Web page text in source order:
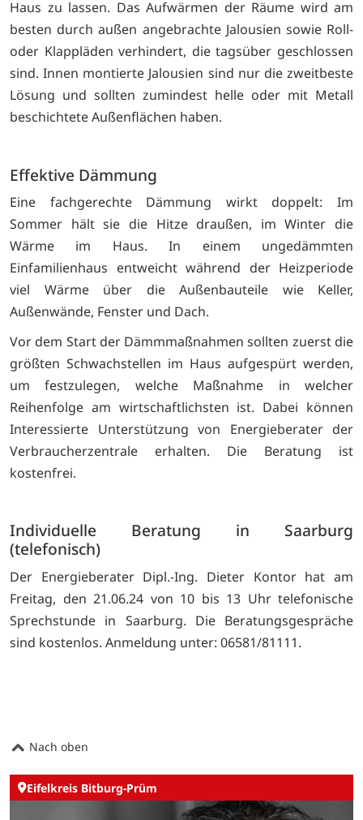
Haus zu lassen. Das Aufwärmen der Räume wird am
besten durch außen angebrachte Jalousien sowie Roll-
oder Klappläden verhindert, die tagsüber geschlossen
sind. Innen montierte Jalousien sind nur die zweitbeste
Lösung und sollten zumindest helle oder mit Metall
beschichtete Außenflächen haben.
Effektive Dämmung
Eine fachgerechte Dämmung wirkt doppelt: Im
Sommer hält sie die Hitze draußen, im Winter die
Wärme im Haus. In einem ungedämmten
Einfamilienhaus entweicht während der Heizperiode
viel Wärme über die Außenbauteile wie Keller,
Außenwände, Fenster und Dach.
Vor dem Start der Dämmmaßnahmen sollten zuerst die
größten Schwachstellen im Haus aufgespürt werden,
um festzulegen, welche Maßnahme in welcher
Reihenfolge am wirtschaftlichsten ist. Dabei können
Interessierte Unterstützung von Energieberater der
Verbraucherzentrale erhalten. Die Beratung ist
kostenfrei.
Individuelle Beratung in Saarburg
(telefonisch)
Der Energieberater Dipl.-Ing. Dieter Kontor hat am
Freitag, den 21.06.24 von 10 bis 13 Uhr telefonische
Sprechstunde in Saarburg. Die Beratungsgespräche
sind kostenlos. Anmeldung unter: 06581/81111.
Nach oben
Eifelkreis Bitburg-Prüm